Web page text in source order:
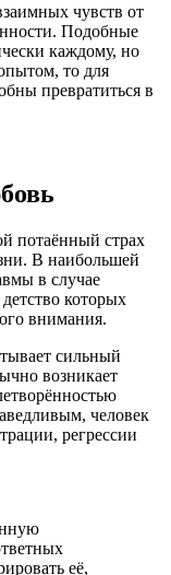
чувств от
Подобные
каждому, но
то для
превратиться в
потаённый страх
В наибольшей
в случае
которых
внимания.
сильный
возникает
человек
регрессии
её,